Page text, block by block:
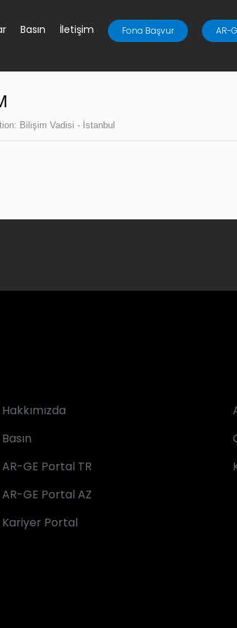
Basın İletişim Fona Başvur AR-
Bilişim Vadisi - İstanbul
Hakkımızda
Basın
AR-GE Portal TR
AR-GE Portal AZ
Kariyer Portal